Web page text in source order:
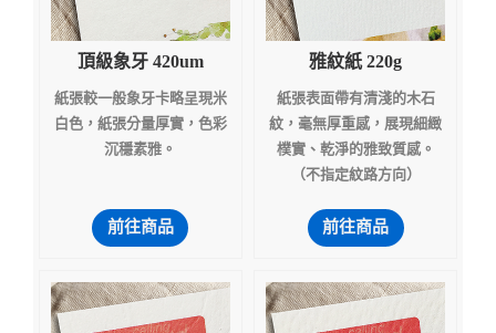
頂級象牙 420um
紙張較一般象牙卡略呈現米
白色，紙張分量厚實，色彩
沉穩素雅。
前往商品
雅紋紙 220g
紙張表面帶有清淺的木石
紋，毫無厚重感，展現細緻
樸實、乾淨的雅致質感。
（不指定紋路方向）
前往商品